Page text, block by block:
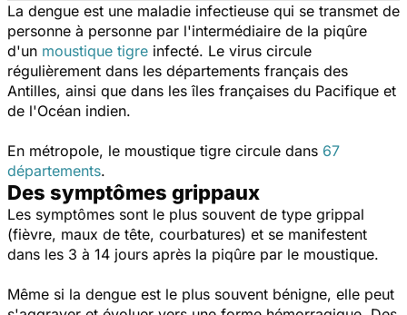
La dengue est une maladie infectieuse qui se transmet de
personne à personne par l'intermédiaire de la piqûre
d'un moustique tigre infecté. Le virus circule
régulièrement dans les départements français des
Antilles, ainsi que dans les îles françaises du Pacifique et
de l'Océan indien.
En métropole, le moustique tigre circule dans 67
départements.
Des symptômes grippaux
Les symptômes sont le plus souvent de type grippal
(fièvre, maux de tête, courbatures) et se manifestent
dans les 3 à 14 jours après la piqûre par le moustique.
Même si la dengue est le plus souvent bénigne, elle peut